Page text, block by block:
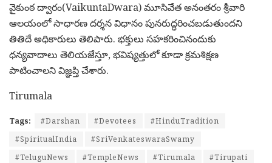
వైకుంఠ ద్వారం(VaikuntaDwara) మూసివేత అనంతరం శ్రీవారి
ఆలయంలో సాధారణ దర్శన విధానం పునరుద్ధరించబడుతుందని
తితిదే అధికారులు తెలిపారు. భక్తులు సహకరించినందుకు
ధన్యవాదాలు తెలియజేస్తూ, భవిష్యత్తులో కూడా క్రమశిక్షణ
పాటించాలని విజ్ఞప్తి చేశారు.
Tirumala
Tags: #Darshan #Devotees
#HinduTradition
#SpiritualIndia
#SriVenkateswaraSwamy
#TeluguNews
#TempleNews #Tirumala
#Tirupati